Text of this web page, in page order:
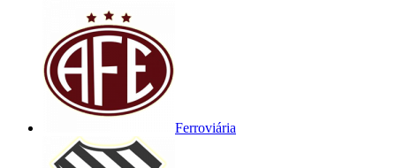
Ferroviária